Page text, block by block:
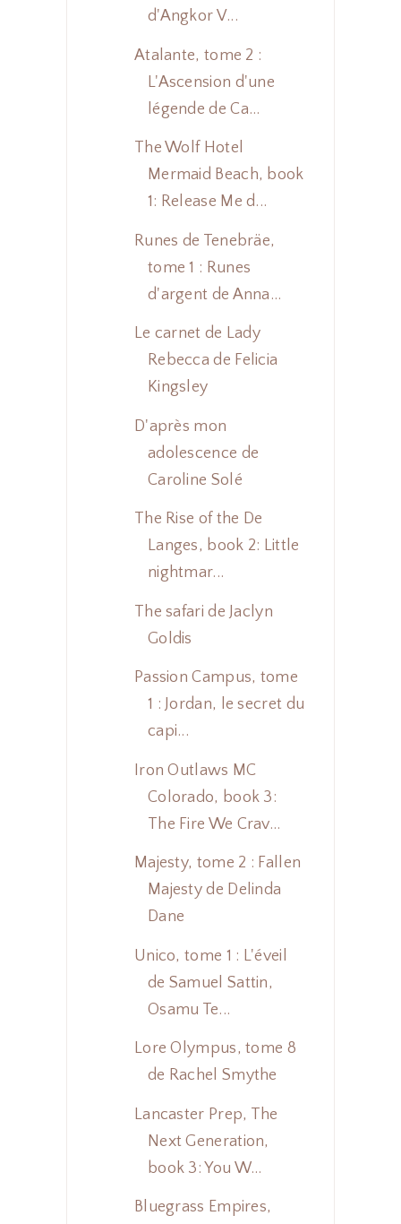
d'Angkor V...
Atalante, tome 2 :
L'Ascension d'une
légende de Ca...
The Wolf Hotel
Mermaid Beach, book
1: Release Me d...
Runes de Tenebräe,
tome 1 : Runes
d'argent de Anna...
Le carnet de Lady
Rebecca de Felicia
Kingsley
D'après mon
adolescence de
Caroline Solé
The Rise of the De
Langes, book 2: Little
nightmar...
The safari de Jaclyn
Goldis
Passion Campus, tome
1 : Jordan, le secret du
capi...
Iron Outlaws MC
Colorado, book 3:
The Fire We Crav...
Majesty, tome 2 : Fallen
Majesty de Delinda
Dane
Unico, tome 1 : L'éveil
de Samuel Sattin,
Osamu Te...
Lore Olympus, tome 8
de Rachel Smythe
Lancaster Prep, The
Next Generation,
book 3: You W...
Bluegrass Empires,